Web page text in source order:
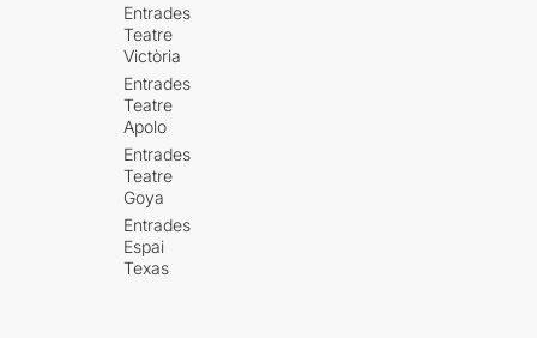
Entrades
Teatre
Victòria
Entrades
Teatre
Apolo
Entrades
Teatre
Goya
Entrades
Espai
Texas